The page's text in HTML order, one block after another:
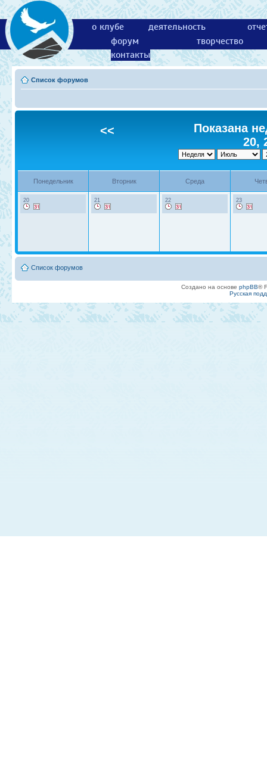
о клубе деятельность
форум
творчество
контакты
Список форумов
<<
Показана
20,
Понедельник Вторник Среда
20 21 22 23
Список форумов
Создано на основе phpBB®
Русская